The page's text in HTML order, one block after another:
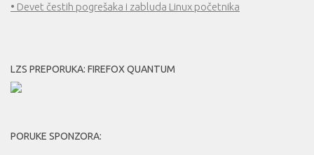
• Devet čestih pogrešaka i zabluda Linux početnika
LZS PREPORUKA: FIREFOX QUANTUM
PORUKE SPONZORA: